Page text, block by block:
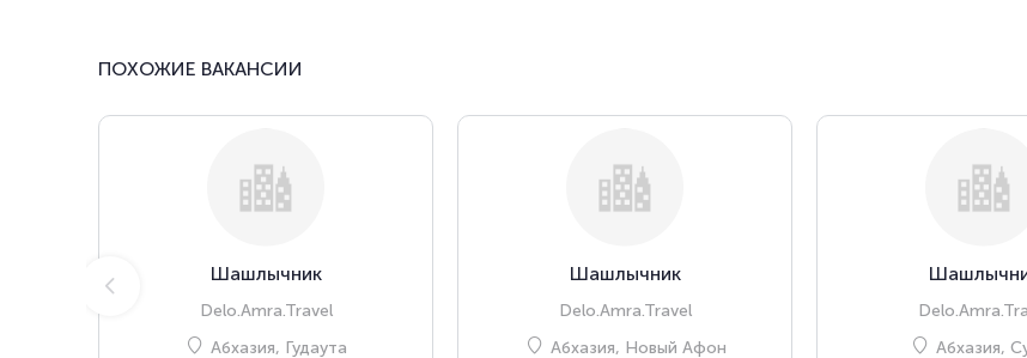
ПОХОЖИЕ ВАКАНСИИ
Шашлычник
Delo.Amra.Travel
Абхазия, Гудаута
Шашлычник
Delo.Amra.Travel
Абхазия, Новый Афон
Абхазия,